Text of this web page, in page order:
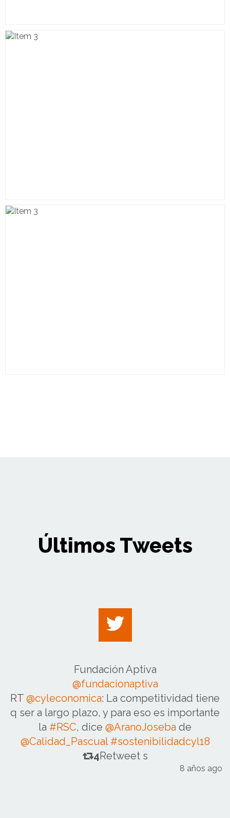
Últimos Tweets
Fundación Aptiva
@fundacionaptiva
RT @cyleconomica: La competitividad tiene
q ser a largo plazo, y para eso es importante
la #RSC, dice @AranoJoseba de
@Calidad_Pascual #sostenibilidadcyl18
4Retweet s
8 años ago